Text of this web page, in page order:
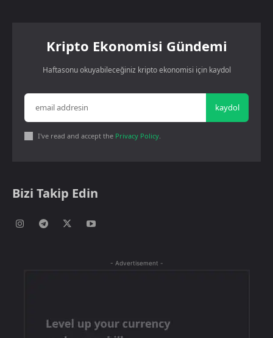
Kripto Ekonomisi Gündemi
Haftasonu okuyabileceğiniz kripto ekonomisi için kaydol
kaydol
I've read and accept the Privacy Policy
Bizi Takip Edin
- Advertisement -